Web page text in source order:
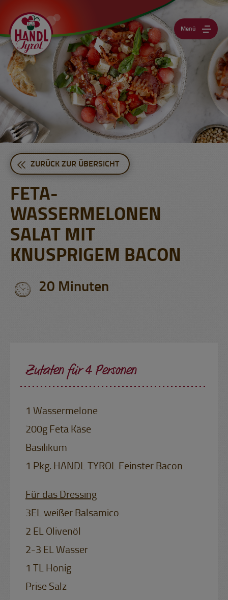
Menü
ZURÜCK ZUR ÜBERSICHT
FETA-
WASSERMELONEN
SALAT MIT
KNUSPRIGEM BACON
20 Minuten
Zutaten für 4 Personen
1 Wassermelone
200g Feta Käse
Basilikum
1 Pkg. HANDL TYROL Feinster Bacon
Für das Dressing
3EL weißer Balsamico
2 EL Olivenöl
2-3 EL Wasser
1 TL Honig
Prise Salz